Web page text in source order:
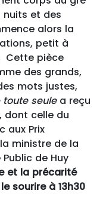
nuits et des
alors la
petit à
Cette pièce
des grands,
mots justes,
toute seulea reçu
dont celle du
aux Prix
ministre de la
de Huy
et la précarité
sourire à 13h30